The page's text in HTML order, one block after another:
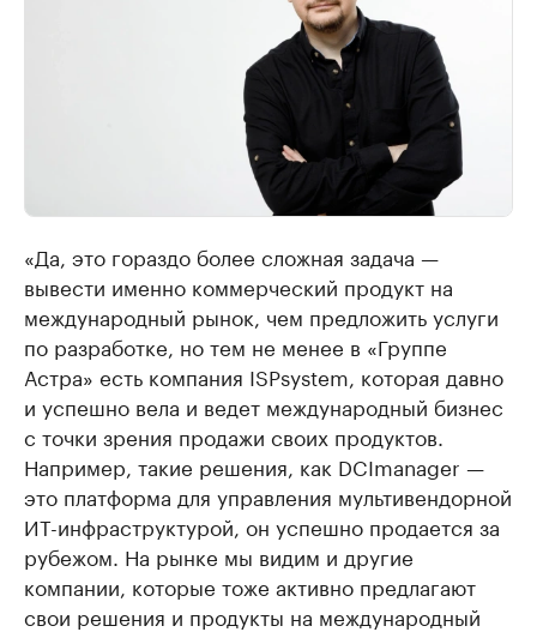
«Да, это гораздо более сложная задача —
вывести именно коммерческий продукт на
международный рынок, чем предложить услуги
по разработке, но тем не менее в «Группе
Астра» есть компания ISPsystem, которая давно
и успешно вела и ведет международный бизнес
с точки зрения продажи своих продуктов.
Например, такие решения, как DCImanager —
это платформа для управления мультивендорной
ИТ-инфраструктурой, он успешно продается за
рубежом. На рынке мы видим и другие
компании, которые тоже активно предлагают
свои решения и продукты на международный